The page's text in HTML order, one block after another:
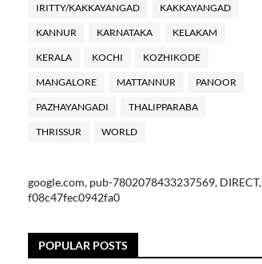
IRITTY/KAKKAYANGAD KAKKAYANGAD
KANNUR KARNATAKA KELAKAM
KERALA KOCHI KOZHIKODE
MANGALORE MATTANNUR PANOOR
PAZHAYANGADI THALIPPARABA
THRISSUR WORLD
google.com, pub-7802078433237569, DIRECT,
f08c47fec0942fa0
POPULAR POSTS